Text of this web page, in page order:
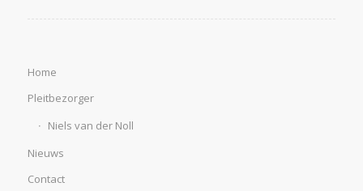
Home
Pleitbezorger
Niels van der Noll
Nieuws
Contact